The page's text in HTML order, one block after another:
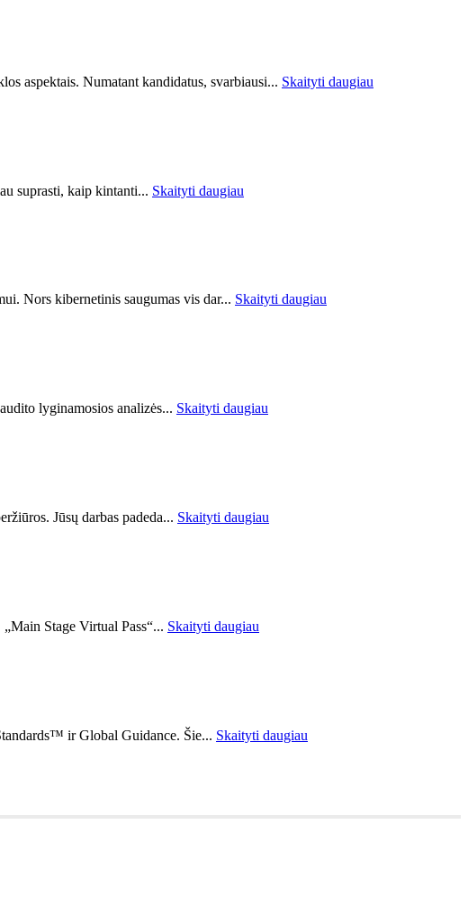
aspektais. Numatant kandidatus, svarbiausi... Skaityti daugiau
suprasti, kaip kintanti... Skaityti daugiau
Nors kibernetinis saugumas vis dar... Skaityti daugiau
lyginamosios analizės... Skaityti daugiau
Jūsų darbas padeda... Skaityti daugiau
Stage Virtual Pass“... Skaityti daugiau
ir Global Guidance. Šie... Skaityti daugiau